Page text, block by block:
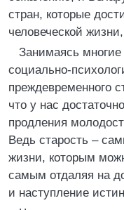
стран, которые
человеческой
Занимаясь
социально-
преждевременного
что у нас
продления
Ведь старость –
жизни, которым
самым отдаляя на
и наступление